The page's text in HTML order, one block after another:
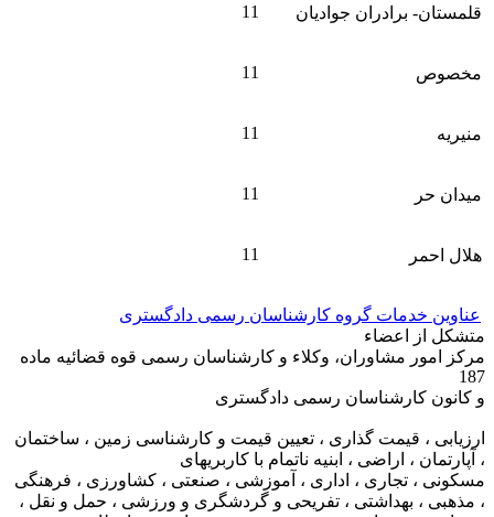
قلمستان- برادران جوادیان 11
مخصوص 11
منیریه 11
میدان حر 11
هلال احمر 11
عناوین خدمات گروه کارشناسان رسمی دادگستری
متشکل از اعضاء
مرکز امور مشاوران، وکلاء و کارشناسان رسمی قوه قضائیه ماده
187
و کانون کارشناسان رسمی دادگستری
ارزیابی ، قیمت گذاری ، تعیین قیمت و کارشناسی زمین ، ساختمان
، آپارتمان ، اراضی ، ابنیه ناتمام با کاربریهای
مسکونی ، تجاری ، اداری ، آموزشی ، صنعتی ، کشاورزی ، فرهنگی
، مذهبی ، بهداشتی ، تفریحی و گردشگری و ورزشی ، حمل و نقل ،